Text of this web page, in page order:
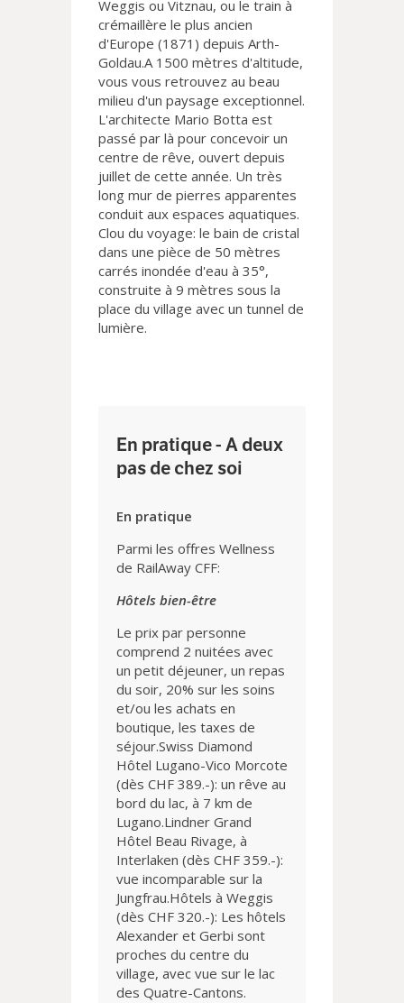
Weggis ou Vitznau, ou le train à
crémaillère le plus ancien
d'Europe (1871) depuis Arth-
Goldau.A 1500 mètres d'altitude,
vous vous retrouvez au beau
milieu d'un paysage exceptionnel.
L'architecte Mario Botta est
passé par là pour concevoir un
centre de rêve, ouvert depuis
juillet de cette année. Un très
long mur de pierres apparentes
conduit aux espaces aquatiques.
Clou du voyage: le bain de cristal
dans une pièce de 50 mètres
carrés inondée d'eau à 35°,
construite à 9 mètres sous la
place du village avec un tunnel de
lumière.
En pratique - A deux
pas de chez soi
En pratique
Parmi les offres Wellness
de RailAway CFF:
Hôtels bien-être
Le prix par personne
comprend 2 nuitées avec
un petit déjeuner, un repas
du soir, 20% sur les soins
et/ou les achats en
boutique, les taxes de
séjour.Swiss Diamond
Hôtel Lugano-Vico Morcote
(dès CHF 389.-): un rêve au
bord du lac, à 7 km de
Lugano.Lindner Grand
Hôtel Beau Rivage, à
Interlaken (dès CHF 359.-):
vue incomparable sur la
Jungfrau.Hôtels à Weggis
(dès CHF 320.-): Les hôtels
Alexander et Gerbi sont
proches du centre du
village, avec vue sur le lac
des Quatre-Cantons.